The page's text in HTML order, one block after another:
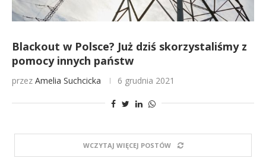
Blackout w Polsce? Już dziś skorzystaliśmy z
pomocy innych państw
przez Amelia Suchcicka 6 grudnia 2021
WCZYTAJ WIĘCEJ POSTÓW